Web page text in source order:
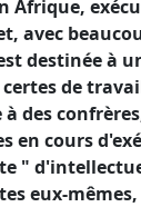
Afrique,
avec
destinée à
de
des
en cours
"
eux-